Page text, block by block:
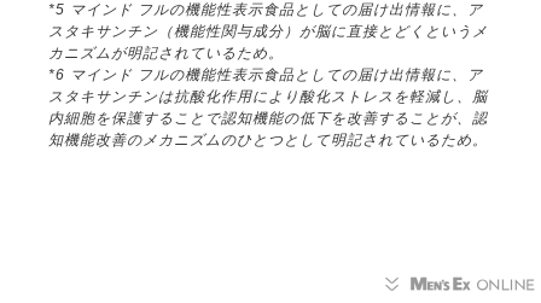
*5 マインド フルの機能性表示食品としての届け出情報に、ア
スタキサンチン（機能性関与成分）が脳に直接とどくというメ
カニズムが明記されているため。
*6 マインド フルの機能性表示食品としての届け出情報に、ア
スタキサンチンは抗酸化作用により酸化ストレスを軽減し、脳
内細胞を保護することで認知機能の低下を改善することが、認
知機能改善のメカニズムのひとつとして明記されているため。